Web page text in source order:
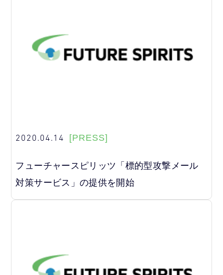
2020.04.14 [PRESS]
フューチャースピリッツ「標的型攻撃メール
対策サービス」の提供を開始